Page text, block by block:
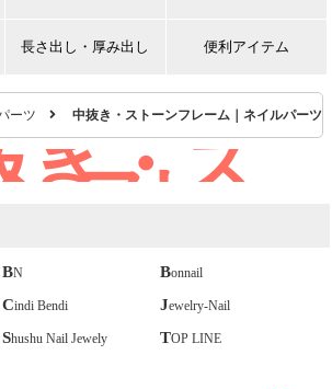
長さ出し・厚み出し 便利アイテム
ーツ 中抜き・ストーンフレーム｜ネイルパーツ
き・ス
フレー
イルパ
BN Bonnail
Cindi Bendi Jewelry-Nail
Shushu Nail Jewely TOP LINE